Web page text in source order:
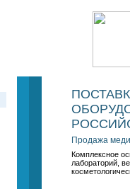
Продажа
Комплексное
лабораторий,